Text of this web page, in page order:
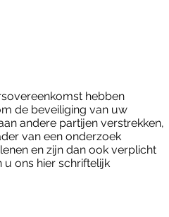
hebben
de beveiliging van uw
andere partijen verstrekken,
van een onderzoek
en zijn dan ook verplicht
u ons hier schriftelijk